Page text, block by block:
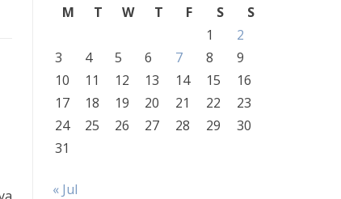
M
T W T F S
S
1
2
3
4 5 6 7 8
9
10
11 12 13 14 15
16
17
18 19 20 21 22
23
24
25 26 27 28 29
30
31
« Jul